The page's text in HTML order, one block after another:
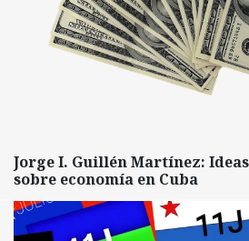
Jorge I. Guillén Martínez:
sobre economía en Cuba